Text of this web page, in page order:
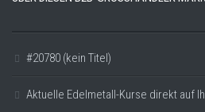
#20780 (kein Titel)
Aktuelle Edelmetall-Kurse direkt auf